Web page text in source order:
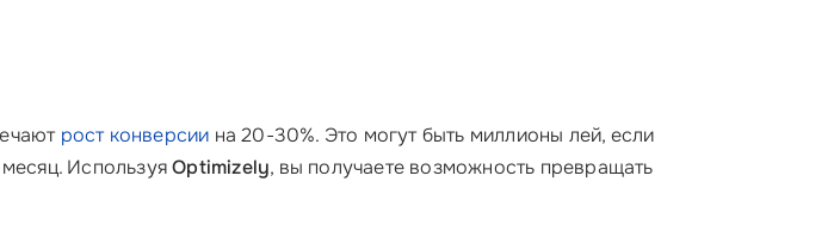
рост конверсии на 20-30%. Это могут быть миллионы лей, если
ИспользуяOptimizely, вы получаете возможность превращать